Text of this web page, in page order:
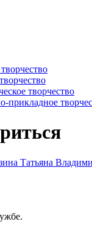
творчество
прикладное
Татьяна